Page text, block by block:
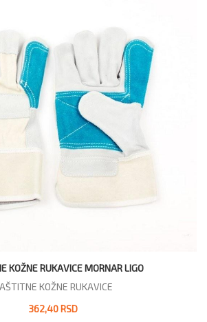
KOŽNE RUKAVICE MORNAR LIGO
KOŽNE RUKAVICE
362,40 RSD